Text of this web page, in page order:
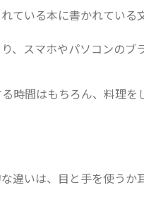
ている本に書かれてい
、スマホやパソコンの
時間はもちろん、料理
違いは、目と手を使うか